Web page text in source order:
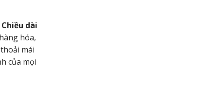
Chiều dài
hóa,
mái
của mọi